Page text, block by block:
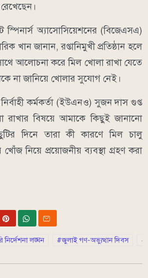
স্পিনার্স অ্যাসোসিয়েশনের (বিজেএসএ)
খান জানান, রপ্তানিমুখী প্রতিষ্ঠান হলে
সাথে আলোচনা করে মিল খোলা রাখা যেতে
না জানিয়ে খোলার সুযোগ নেই।
কর্মকর্তা (ইউএনও) সুজন দাস গুপ্ত
রাখার বিষয়ে আমাকে কিছুই জানানো
দিনে তারা কী কারণে মিল চালু
খোঁজ নিয়ে প্রয়োজনীয় ব্যবস্থা গ্রহণ করা
নির্দেশনা লঙ্ঘন জুলাই গণ-অভ্যুত্থান দিবস